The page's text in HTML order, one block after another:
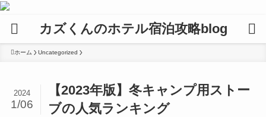
カズくんのホテル宿泊攻略blog
ホーム Uncategorized
【2023年版】冬キャンプ用ストー
ブの人気ランキング
2024
1/06